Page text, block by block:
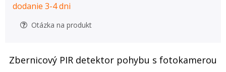
dodanie 3-4 dni
Otázka na produkt
Zbernicový PIR detektor pohybu s fotokamerou